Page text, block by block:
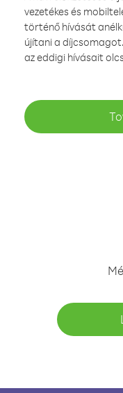
vezetékes és
történő hívását
újítani a
az eddigi hívásait